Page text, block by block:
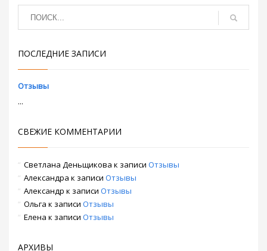
ПОСЛЕДНИЕ ЗАПИСИ
Отзывы
...
СВЕЖИЕ КОММЕНТАРИИ
Светлана Деньщикова к записи Отзывы
Александра к записи Отзывы
Александр к записи Отзывы
Ольга к записи Отзывы
Елена к записи Отзывы
АРХИВЫ